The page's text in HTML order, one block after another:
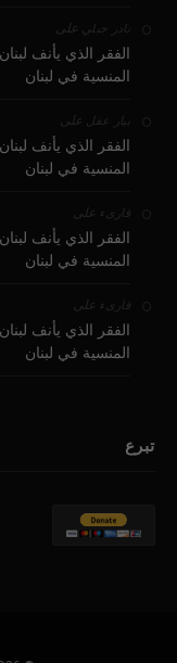
نادر جبلي على
الفقر الذي يأنف
المنسية في لبنان
بيار عقل على
الفقر الذي يأنف
المنسية في لبنان
قارىء على
الفقر الذي يأنف
المنسية في لبنان
قارىء على
الفقر الذي يأنف
المنسية في لبنان
تبرع